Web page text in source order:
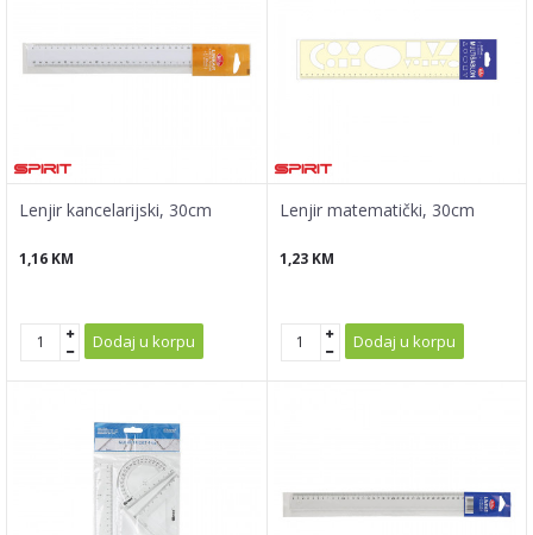
Lenjir kancelarijski, 30cm
1,16 KM
Dodaj u korpu
Lenjir matematički, 30cm
1,23 KM
Dodaj u korpu